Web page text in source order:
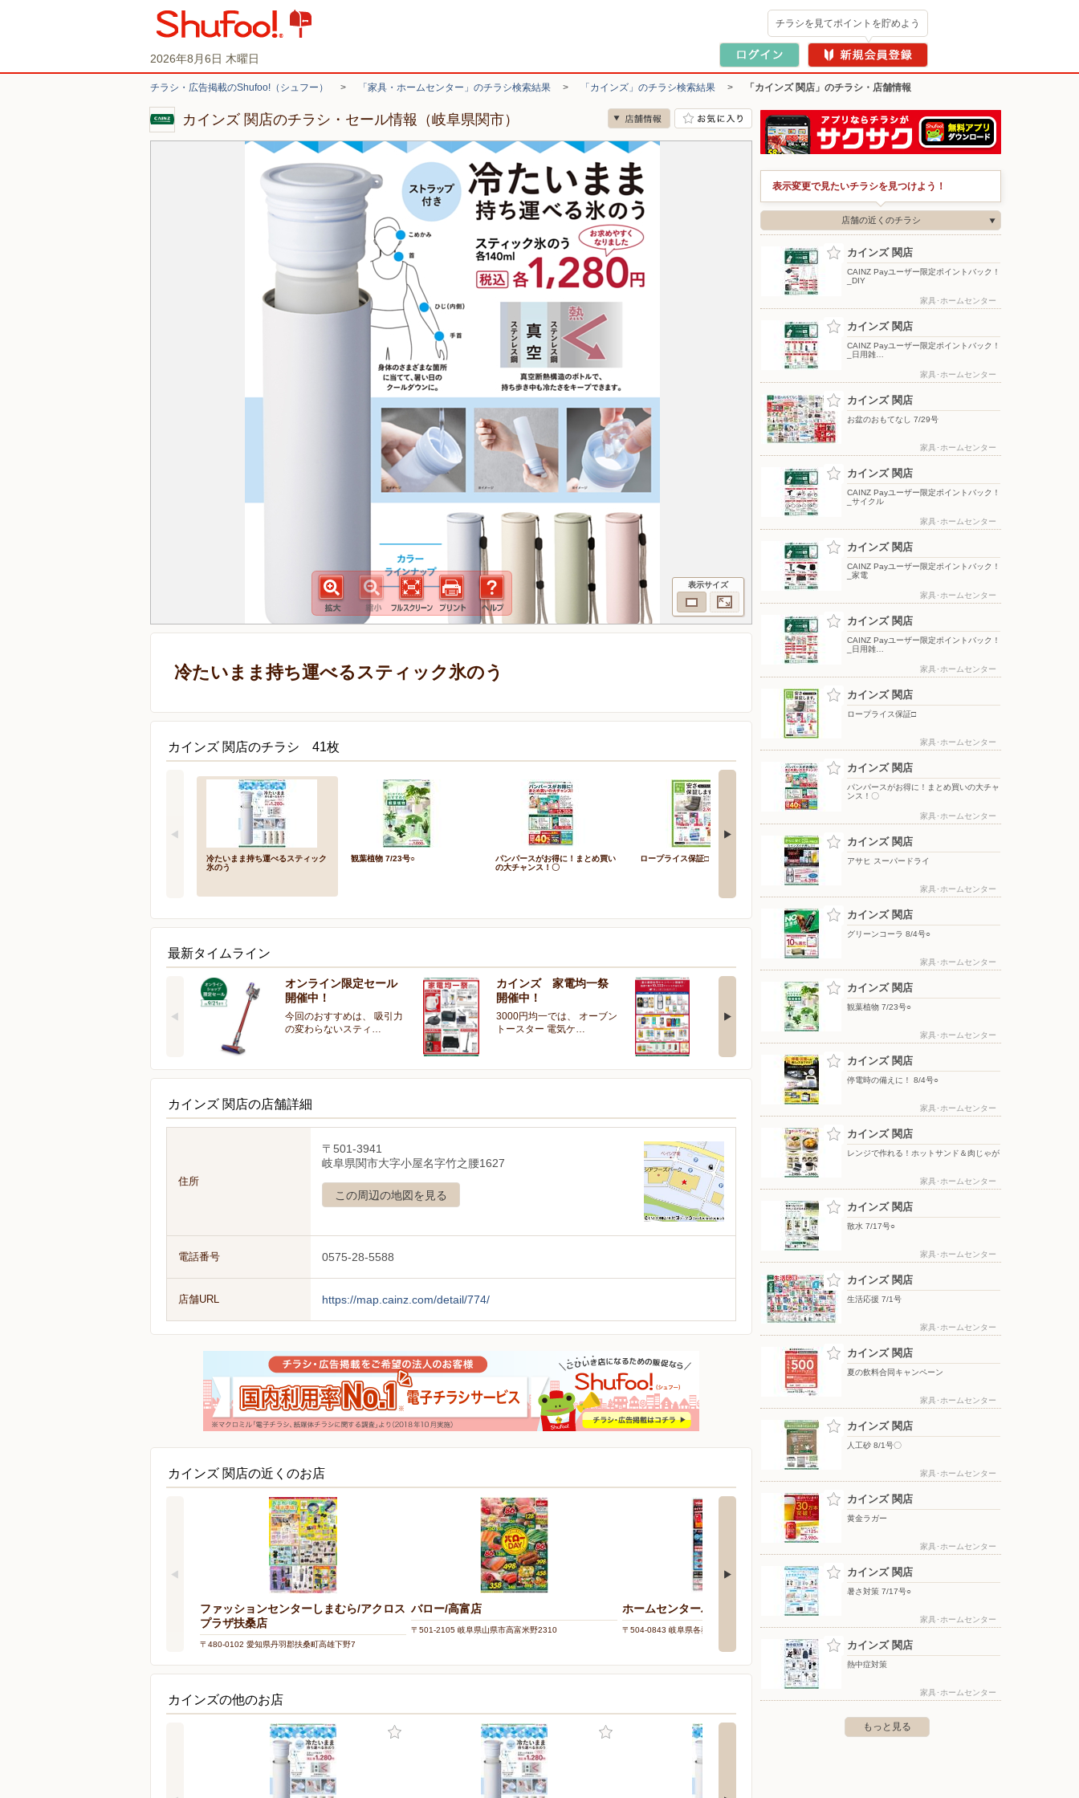
2026年8月6日 木曜日
チラシを見てポイントを貯めよう
チラシ・広告掲載のShufoo!（シュフー） > 「家具・ホームセンター」のチラシ検索結果 > 「カインズ」のチラシ検索結果 > 「カインズ 関店」のチラシ・店舗情報
カインズ 関店のチラシ・セール情報（岐阜県関市）
表示サイズ
冷たいまま持ち運べるスティック氷のう
カインズ 関店のチラシ 41枚
冷たいまま持ち運べるスティック
氷のう
観葉植物 7/23号○
パンパースがお得に！まとめ買い
の大チャンス！〇
ロープライス保証□
レンジで作れる！ホットサンド＆
肉じゃが
最新タイムライン
オンライン限定セール
開催中！
今回のおすすめは、 吸引力
の変わらないスティ…
カインズ 家電均一祭
開催中！
3000円均一では、 オーブン
トースター 電気ケ…
夏の酒類合同キャンペ
夏の酒類合同キャンペーン
開催中！ 抽選で最大…
カインズ 関店の店舗詳細
住所
〒501-3941
岐阜県関市大字小屋名字竹之腰1627
この周辺の地図を見る
電話番号 0575-28-5588
店舗URL https://map.cainz.com/detail/774/
カインズ 関店の近くのお店
ファッションセンターしまむら/アクロス
プラザ扶桑店
〒480-0102 愛知県丹羽郡扶桑町高雄下野7
バロー/高富店
〒501-2105 岐阜県山県市高富米野2310
ホームセンターバロー/各務原中央店
〒504-0843 岐阜県各務原市蘇原青雲町四丁目1番21 〒501-3114 岐阜県岐阜市芥見大船2-120-1
カインズの他のお店
表示変更で見たいチラシを見つけよう！
店舗の近くのチラシ
カインズ 関店
CAINZ Payユーザー限定ポイントバック！
_DIY
家具･ホームセンター
カインズ 関店
CAINZ Payユーザー限定ポイントバック！
_日用雑…
家具･ホームセンター
カインズ 関店
お盆のおもてなし 7/29号
家具･ホームセンター
カインズ 関店
CAINZ Payユーザー限定ポイントバック！
_サイクル
家具･ホームセンター
カインズ 関店
CAINZ Payユーザー限定ポイントバック！
_家電
家具･ホームセンター
カインズ 関店
CAINZ Payユーザー限定ポイントバック！
_日用雑…
家具･ホームセンター
カインズ 関店
ロープライス保証□
家具･ホームセンター
カインズ 関店
パンパースがお得に！まとめ買いの大チャ
ンス！〇
家具･ホームセンター
カインズ 関店
アサヒ スーパードライ
家具･ホームセンター
カインズ 関店
グリーンコーラ 8/4号○
家具･ホームセンター
カインズ 関店
観葉植物 7/23号○
家具･ホームセンター
カインズ 関店
停電時の備えに！ 8/4号○
家具･ホームセンター
カインズ 関店
レンジで作れる！ホットサンド＆肉じゃが
家具･ホームセンター
カインズ 関店
散水 7/17号○
家具･ホームセンター
カインズ 関店
生活応援 7/1号
家具･ホームセンター
カインズ 関店
夏の飲料合同キャンペーン
家具･ホームセンター
カインズ 関店
人工砂 8/1号〇
家具･ホームセンター
カインズ 関店
黄金ラガー
家具･ホームセンター
カインズ 関店
暑さ対策 7/17号○
家具･ホームセンター
カインズ 関店
熱中症対策
家具･ホームセンター
もっと見る